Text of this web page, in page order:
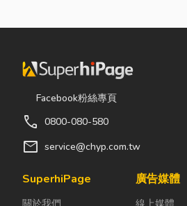
共同噩夢。隨
質提升，越來
越多屋主在老
屋翻修或新屋
規劃天然氣配
管工程。到底
麼？它跟傳統
還是每天幫助
生故障，都可
業的高雄電器
僅能快速排除
Facebook粉絲專頁
call 0800-080-580
mail service@chyp.com.tw
SuperhiPage
關於我們
廣告媒體
線上媒體